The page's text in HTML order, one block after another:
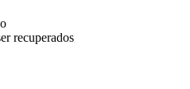
recuperados